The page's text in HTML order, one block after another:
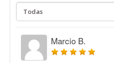
Marcio B.